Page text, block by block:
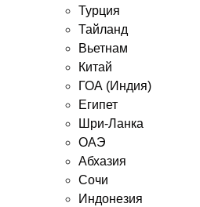
Турция
Тайланд
Вьетнам
Китай
ГОА (Индия)
Египет
Шри-Ланка
ОАЭ
Абхазия
Сочи
Индонезия